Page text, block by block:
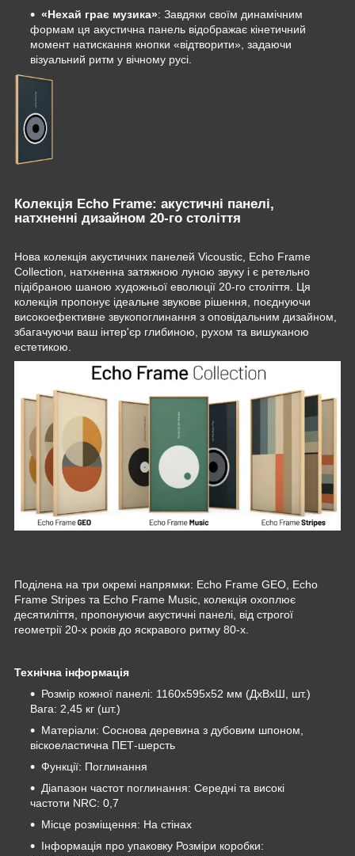
«Нехай грає музика»: Завдяки своїм динамічним
формам ця акустична панель відображає кінетичний
момент натискання кнопки «відтворити», задаючи
візуальний ритм у вічному русі.
Колекція Echo Frame: акустичні панелі,
натхненні дизайном 20-го століття
Нова колекція акустичних панелей Vicoustic, Echo Frame
Collection, натхненна затяжною луною звуку і є ретельно
підібраною шаною художньої еволюції 20-го століття. Ця
колекція пропонує ідеальне звукове рішення, поєднуючи
високоефективне звукопоглинання з оповідальним дизайном,
збагачуючи ваш інтер'єр глибиною, рухом та вишуканою
естетикою.
Поділена на три окремі напрямки: Echo Frame GEO, Echo
Frame Stripes та Echo Frame Music, колекція охоплює
десятиліття, пропонуючи акустичні панелі, від строгої
геометрії 20-х років до яскравого ритму 80-х.
Технічна інформація
Розмір кожної панелі: 1160x595x52 мм (ДхВхШ, шт.)
Вага: 2,45 кг (шт.)
Матеріали: Соснова деревина з дубовим шпоном,
віскоеластична ПЕТ-шерсть
Функції: Поглинання
Діапазон частот поглинання: Середні та високі
частоти NRC: 0,7
Місце розміщення: На стінах
Інформація про упаковку Розміри коробки: